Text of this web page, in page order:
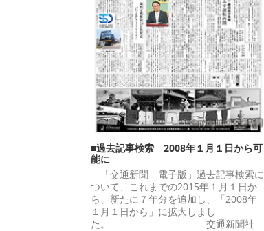
■過去記事検索 2008年１月１日から可
能に
「交通新聞 電子版」過去記事検索に
ついて、これまでの2015年１月１日か
ら、新たに７年分を追加し、「2008年
１月１日から」に拡大しまし
た。 交通新聞社